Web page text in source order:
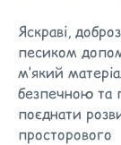
Яскраві,
песиком
м’який
безпечною та
поєднати
просторового